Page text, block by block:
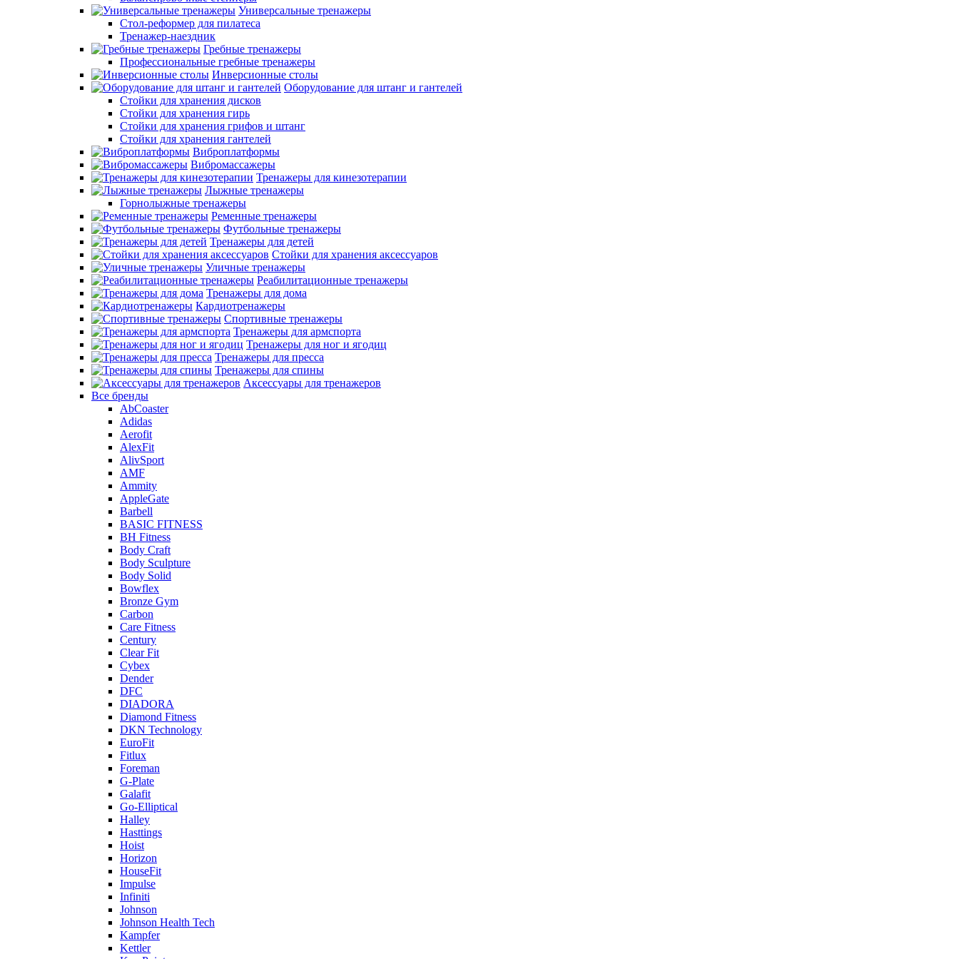
Универсальные тренажеры
Стол-реформер для пилатеса
Тренажер-наездник
Гребные тренажеры
Профессиональные гребные тренажеры
Инверсионные столы
Оборудование для штанг и гантелей
Стойки для хранения дисков
Стойки для хранения гирь
Стойки для хранения грифов и штанг
Стойки для хранения гантелей
Виброплатформы
Вибромассажеры
Тренажеры для кинезотерапии
Лыжные тренажеры
Горнолыжные тренажеры
Ременные тренажеры
Футбольные тренажеры
Тренажеры для детей
Стойки для хранения аксессуаров
Уличные тренажеры
Реабилитационные тренажеры
Тренажеры для дома
Кардиотренажеры
Спортивные тренажеры
Тренажеры для армспорта
Тренажеры для ног и ягодиц
Тренажеры для пресса
Тренажеры для спины
Аксессуары для тренажеров
Все бренды
AbCoaster
Adidas
Aerofit
AlexFit
AlivSport
AMF
Ammity
AppleGate
Barbell
BASIC FITNESS
BH Fitness
Body Craft
Body Sculpture
Body Solid
Bowflex
Bronze Gym
Carbon
Care Fitness
Century
Clear Fit
Cybex
Dender
DFC
DIADORA
Diamond Fitness
DKN Technology
EuroFit
Fitlux
Foreman
G-Plate
Galafit
Go-Elliptical
Halley
Hasttings
Hoist
Horizon
HouseFit
Impulse
Infiniti
Johnson
Johnson Health Tech
Kampfer
Kettler